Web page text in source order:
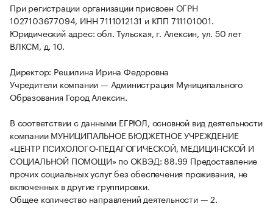
При регистрации организации присвоен ОГРН
1027103677094, ИНН 7111012131 и КПП 711101001.
Юридический адрес: обл. Тульская, г. Алексин, ул. 50 лет
ВЛКСМ, д. 10.
Директор: Решилина Ирина Федоровна
Учредители компании — Администрация Муниципального
Образования Город Алексин.
В соответствии с данными ЕГРЮЛ, основной вид деятельности
компании МУНИЦИПАЛЬНОЕ БЮДЖЕТНОЕ УЧРЕЖДЕНИЕ
«ЦЕНТР ПСИХОЛОГО-ПЕДАГОГИЧЕСКОЙ, МЕДИЦИНСКОЙ И
СОЦИАЛЬНОЙ ПОМОЩИ» по ОКВЭД: 88.99 Предоставление
прочих социальных услуг без обеспечения проживания, не
включенных в другие группировки.
Общее количество направлений деятельности — 2.